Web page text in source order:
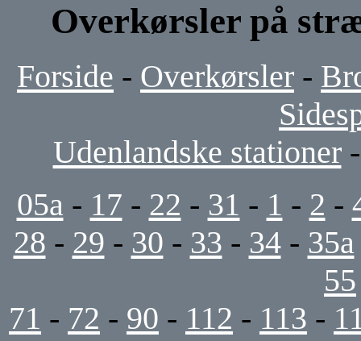
Overkørsler på
Forside - Overkørsler -
Udenlandske stationer
05a - 17 - 22 - 31 - 1 - 2 -
28 - 29 - 30 - 33 - 34- 35a
55
71 - 72 - 90 - 112 - 113 -